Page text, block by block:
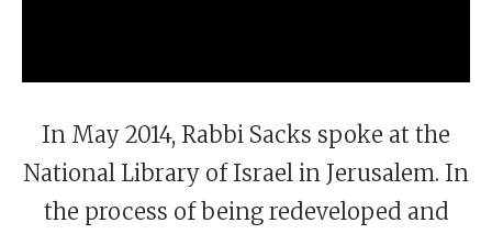
In May 2014, Rabbi Sacks spoke at the
National Library of Israel in Jerusalem. In
the process of being redeveloped and